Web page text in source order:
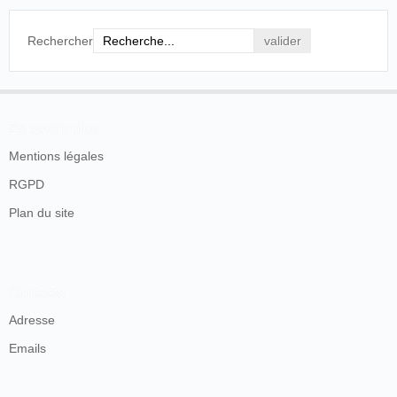
Il va exercer de nombreux métiers au cours de son
ces métiers comme ouvrier, selon les possibilités
des travailleurs de toutes catégories était
Rechercher
Mentions légales
RGPD
Plan du site
Adresse
Emails